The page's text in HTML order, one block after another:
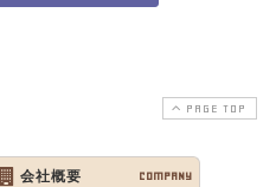
PAGE TOP
会社概要 COMPANY